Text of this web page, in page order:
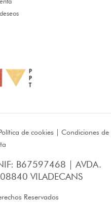
de cookies | Condiciones de
B67597468 | AVDA.
VILADECANS
Reservados